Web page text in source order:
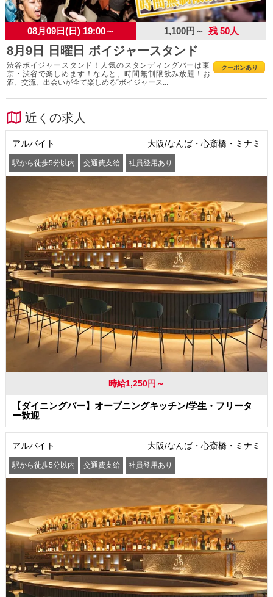
08月09日(日) 19:00～ 1,100円～ 残 50人
8月9日 日曜日 ボイジャースタンド
クーポンあり
渋谷ボイジャースタンド！人気のスタンディングバーは東
京・渋谷で楽しめます！なんと、時間無制限飲み放題！お
酒、交流、出会いが全て楽しめる“ボイジャース...
近くの求人
アルバイト 大阪/なんば・心斎橋・ミナミ
駅から徒歩5分以内 交通費支給 社員登用あり
時給1,250円～
【ダイニングバー】オープニングキッチン/学生・フリータ
ー歓迎
アルバイト 大阪/なんば・心斎橋・ミナミ
駅から徒歩5分以内 交通費支給 社員登用あり